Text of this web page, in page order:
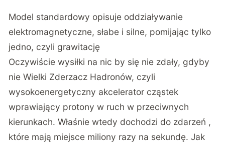
Model standardowy opisuje oddziaływanie
elektromagnetyczne, słabe i silne, pomijając tylko
jedno, czyli grawitację
Oczywiście wysiłki na nic by się nie zdały, gdyby
nie Wielki Zderzacz Hadronów, czyli
wysokoenergetyczny akcelerator cząstek
wprawiający protony w ruch w przeciwnych
kierunkach. Właśnie wtedy dochodzi do zdarzeń ,
które mają miejsce miliony razy na sekundę. Jak